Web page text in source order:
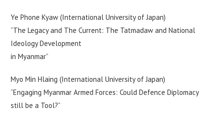
Ye Phone Kyaw (International University of Japan)
“The Legacy and The Current: The Tatmadaw and National
Ideology Development
in Myanmar”
Myo Min Hlaing (International University of Japan)
“Engaging Myanmar Armed Forces: Could Defence Diplomacy
still be a Tool?”